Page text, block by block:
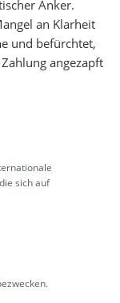
Anker.
an Klarheit
und befürchtet,
angezapft
sich auf